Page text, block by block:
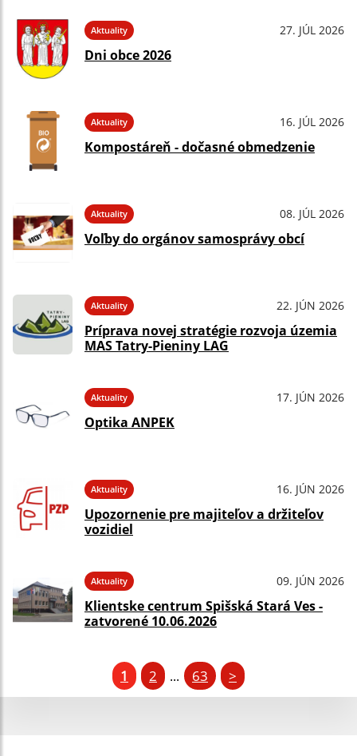
Aktuality 27. JÚL 2026
Dni obce 2026
Aktuality 16. JÚL 2026
Kompostáreň - dočasné obmedzenie
Aktuality 08. JÚL 2026
Voľby do orgánov samosprávy obcí
Aktuality 22. JÚN 2026
Príprava novej stratégie rozvoja územia
MAS Tatry-Pieniny LAG
Aktuality 17. JÚN 2026
Optika ANPEK
Aktuality 16. JÚN 2026
Upozornenie pre majiteľov a držiteľov
vozidiel
Aktuality 09. JÚN 2026
Klientske centrum Spišská Stará Ves -
zatvorené 10.06.2026
1 2 ... 63 >